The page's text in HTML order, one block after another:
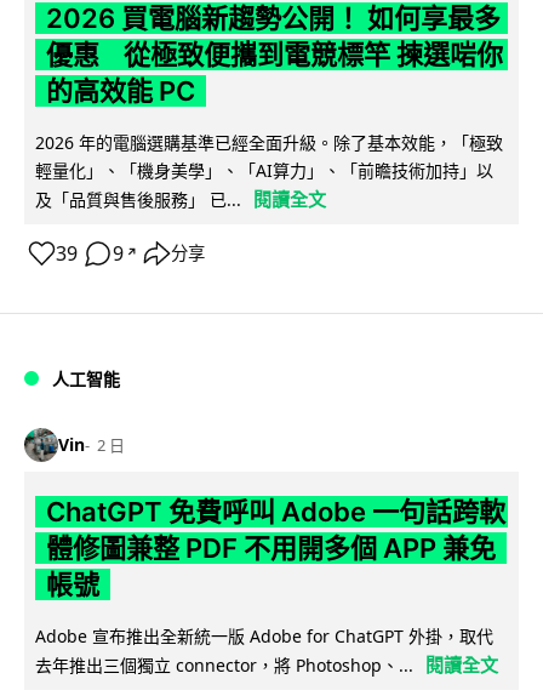
2026 買電腦新趨勢公開！ 如何享最多
優惠 從極致便攜到電競標竿 揀選啱你
的高效能 PC
2026 年的電腦選購基準已經全面升級。除了基本效能，「極致
輕量化」、「機身美學」、「AI算力」、「前瞻技術加持」以
及「品質與售後服務」 已...
閱讀全文
39 9 ↗ 分享
人工智能
Vin 2 日
ChatGPT 免費呼叫 Adobe 一句話跨軟
體修圖兼整 PDF 不用開多個 APP 兼免
帳號
Adobe 宣布推出全新統一版 Adobe for ChatGPT 外掛，取代
去年推出三個獨立 connector，將 Photoshop、...
閱讀全文